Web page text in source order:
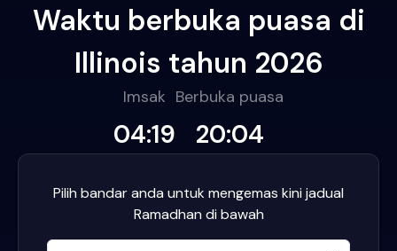
Waktu berbuka puasa di
Illinois tahun 2026
Imsak
04:19
Berbuka puasa
20:04
Pilih bandar anda untuk mengemas kini jadual
Ramadhan di bawah